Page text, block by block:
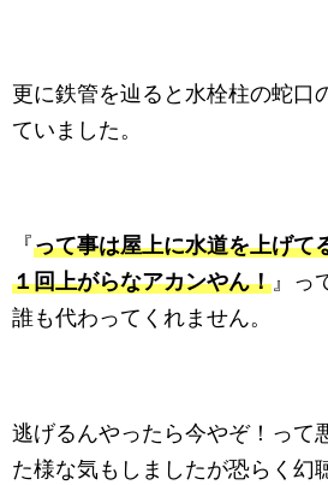
更に鉄管を辿ると水栓柱の蛇口
ていました。
『って事は屋上に水道を上げて
１回上がらなアカンやん！ 』っ
誰も代わってくれません。
逃げるんやったら今やぞ！って
た様な気もしましたが恐らく幻